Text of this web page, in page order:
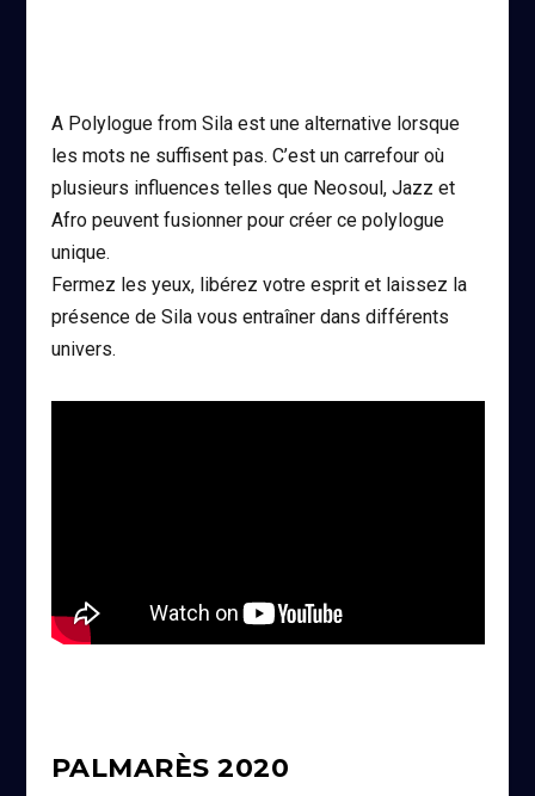
A Polylogue from Sila est une alternative lorsque
les mots ne suffisent pas. C’est un carrefour où
plusieurs influences telles que Neosoul, Jazz et
Afro peuvent fusionner pour créer ce polylogue
unique.
Fermez les yeux, libérez votre esprit et laissez la
présence de Sila vous entraîner dans différents
univers.
PALMARÈS 2020